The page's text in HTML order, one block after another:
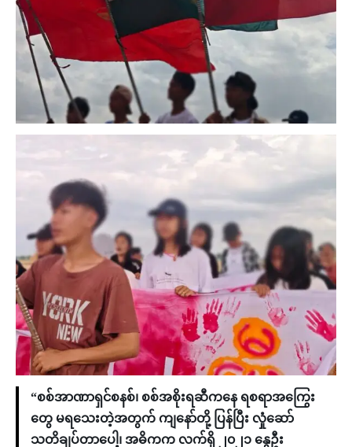
“စစ်အာဏာရှင်စနစ်၊ စစ်အစိုးရဆီကနေ ရစရာအကြွေး
တွေ မရသေးတဲ့အတွက် ကျနော်တို့ ပြန်ပြီး လှုံဆော်
သတိချပ်တာပေါ့၊ အဓိကက လက်ရှိ ၂၀၂၁ နွေဦး